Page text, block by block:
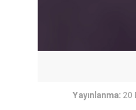
Yayınlanma: 20